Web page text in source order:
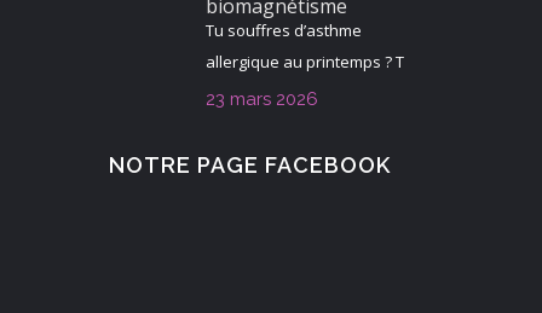
biomagnétisme
Tu souffres d’asthme
allergique au printemps ? T
23 mars 2026
NOTRE PAGE FACEBOOK